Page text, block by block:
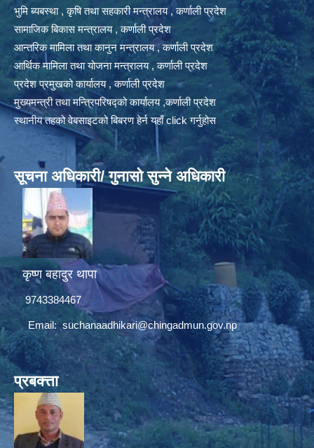
भुमि ब्यबस्था , कृषि तथा सहकारी मन्त्रालय , कर्णाली प्रदेश
सामाजिक बिकास मन्त्रालय , कर्णाली प्रदेश
आन्तरिक मामिला तथा कानुन मन्त्रालय , कर्णाली प्रदेश
आर्थिक मामिला तथा योजना मन्त्रालय , कर्णाली प्रदेश
प्रदेश प्रमुखको कार्यालय , कर्णाली प्रदेश
मुख्यमन्त्री तथा मन्त्रिपरिषद्को कार्यालय ,कर्णाली प्रदेश
स्थानीय तहको वेबसाइटको बिबरण हेर्न यहाँ click गर्नुहोस
सूचना अधिकारी/ गुनासो सुन्ने अधिकारी
कृष्ण बहादुर थापा
9743384467
Email:suchanaadhikari@chingadmun.gov.np
प्रबक्त्ता